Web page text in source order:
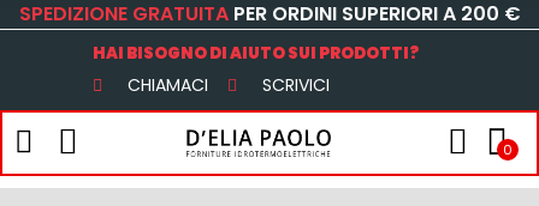
SPEDIZIONE GRATUITA PER ORDINI SUPERIORI A 200 €
HAI BISOGNO DI AIUTO SUI PRODOTTI?
CHIAMACI SCRIVICI
0